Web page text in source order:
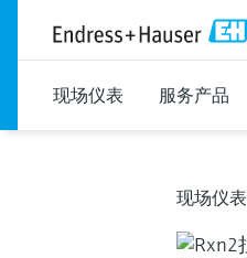
现场仪表 服务产品
现场仪表